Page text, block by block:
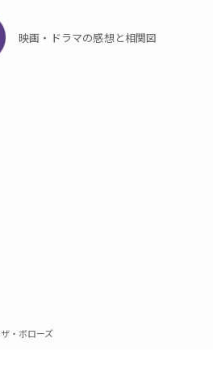
映画・ドラマの感想と相関図
ザ・ボローズ